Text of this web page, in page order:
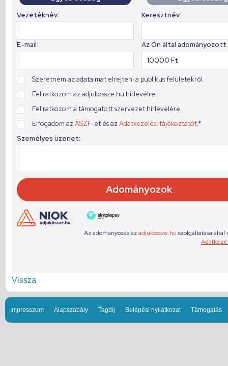
Vissza
Impresszum Alapszabály Tagdíj Belépési nyilatkozat Támogatás